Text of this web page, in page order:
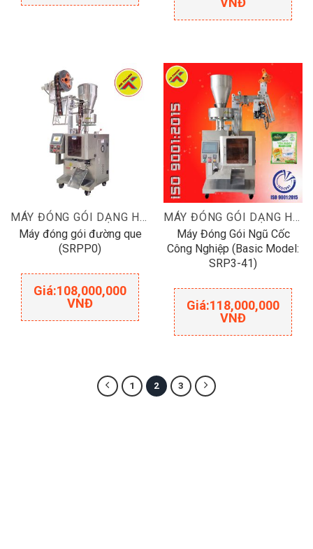
MÁY ĐÓNG GÓI DẠNG HẠT
Máy đóng gói đường que
(SRPP0)
Giá:108,000,000
VNĐ
MÁY ĐÓNG GÓI DẠNG HẠT
Máy Đóng Gói Ngũ Cốc
Công Nghiệp (Basic Model:
SRP3-41)
Giá:118,000,000
VNĐ
1 2 3